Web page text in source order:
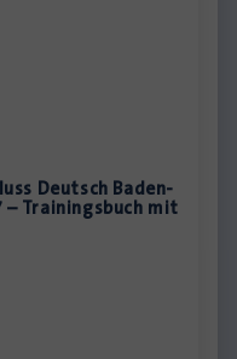
Deutsch Baden-
Trainingsbuch mit